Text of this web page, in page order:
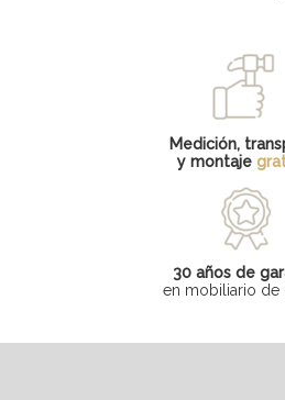
Medición,
y montaje
30 años de
en mobiliario de